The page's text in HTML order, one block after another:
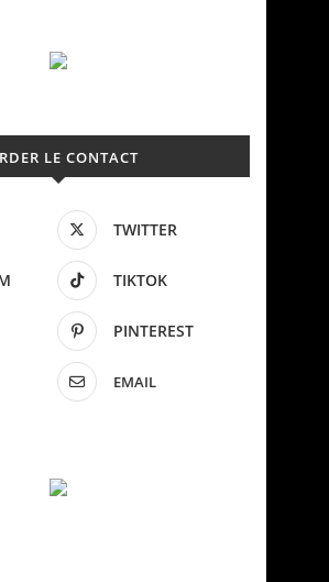
LE CONTACT
TWITTER
TIKTOK
PINTEREST
EMAIL